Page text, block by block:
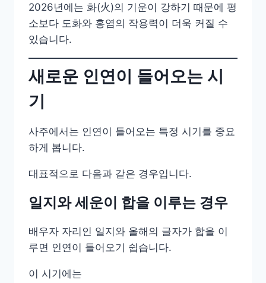
2026년에는 화(火)의 기운이 강하기 때문에 평
소보다 도화와 홍염의 작용력이 더욱 커질 수
있습니다.
새로운 인연이 들어오는 시
기
사주에서는 인연이 들어오는 특정 시기를 중요
하게 봅니다.
대표적으로 다음과 같은 경우입니다.
일지와 세운이 합을 이루는 경우
배우자 자리인 일지와 올해의 글자가 합을 이
루면 인연이 들어오기 쉽습니다.
이 시기에는